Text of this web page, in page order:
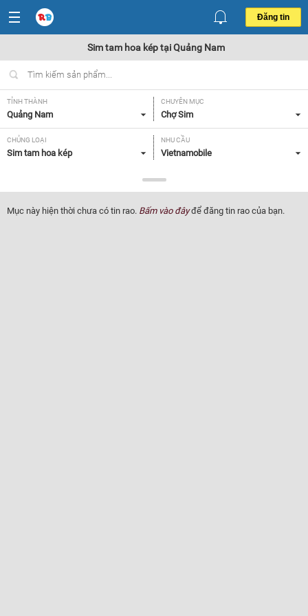
Đăng tin
Sim tam hoa kép tại Quảng Nam
TỈNH THÀNH
Quảng Nam
CHUYÊN MỤC
Chợ Sim
CHỦNG LOẠI
Sim tam hoa kép
NHU CẦU
Vietnamobile
Tất cả
Mục này hiện thời chưa có tin rao. Bấm vào đâyđể đăng tin rao của bạn.